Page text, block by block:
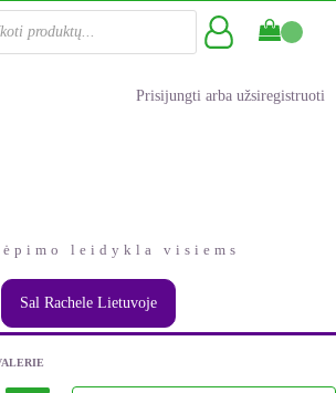
Prisijungti arba užsiregistruoti
leidykla visiems
Sal Rachele Lietuvoje